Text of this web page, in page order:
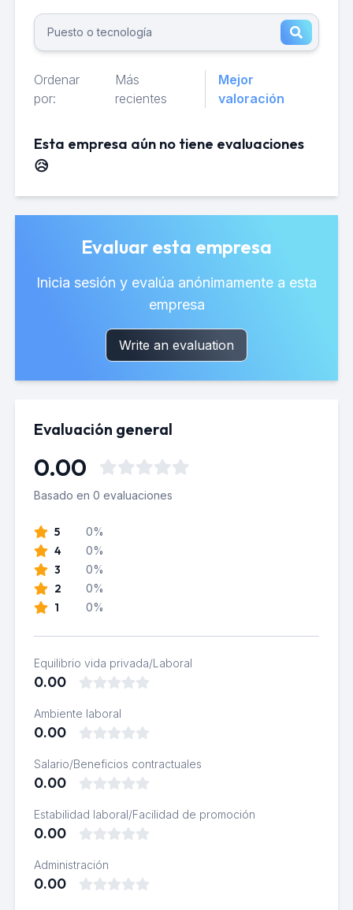
Ordenar
por:
Más
recientes
Mejor
valoración
Esta empresa aún no tiene evaluaciones
😥
Evaluar esta empresa
Inicia sesión y evalúa anónimamente a esta
empresa
Write an evaluation
Evaluación general
0.00
Basado en 0 evaluaciones
5 0%
4 0%
3 0%
2 0%
1 0%
Equilibrio vida privada/Laboral
0.00
Ambiente laboral
0.00
Salario/Beneficios contractuales
0.00
Estabilidad laboral/Facilidad de promoción
0.00
Administración
0.00